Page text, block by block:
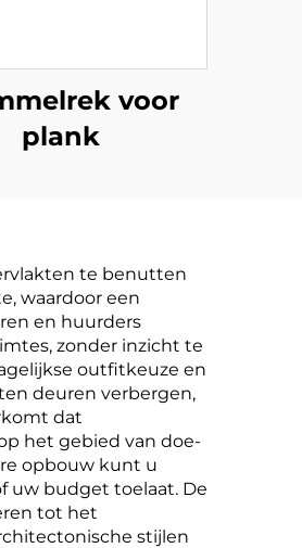
voor
plank
te benutten
waardoor een
en huurders
zonder inzicht te
outfitkeuze en
deuren verbergen,
dat
het gebied van doe-
opbouw kunt u
uw budget toelaat. De
tot het
stijlen